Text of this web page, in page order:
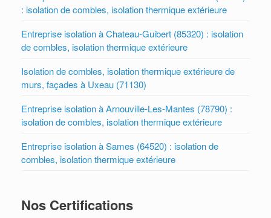
: isolation de combles, isolation thermique extérieure
Entreprise isolation à Chateau-Guibert (85320) : isolation
de combles, isolation thermique extérieure
Isolation de combles, isolation thermique extérieure de
murs, façades à Uxeau (71130)
Entreprise isolation à Arnouville-Les-Mantes (78790) :
isolation de combles, isolation thermique extérieure
Entreprise isolation à Sames (64520) : isolation de
combles, isolation thermique extérieure
Nos Certifications